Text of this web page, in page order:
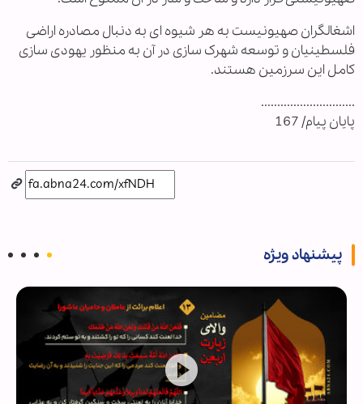
اشغالگران صهیونیست به هر شیوه ای به دنبال مصادره اراضی
فلسطینیان و توسعه شهرک سازی در آن به منظور یهودی سازی
کامل این سرزمین هستند.
.............................
پایان پیام/ 167
پیشنهاد ویژه